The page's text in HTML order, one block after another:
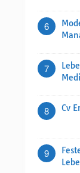
6
7
8 Cv
9